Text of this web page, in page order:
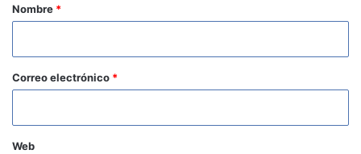
r
o
*
Nombre *
Correo electrónico *
Web